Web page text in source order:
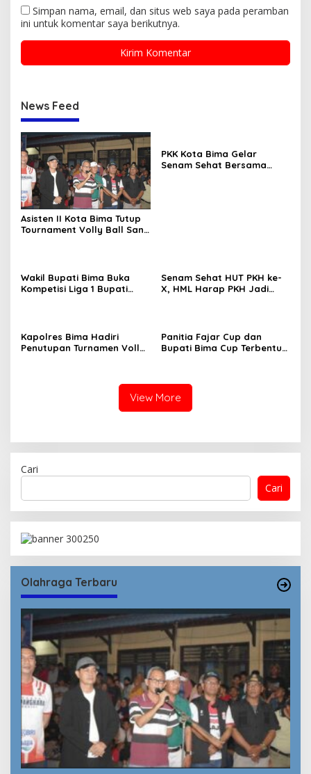
Simpan nama, email, dan situs web saya pada peramban
ini untuk komentar saya berikutnya.
News Feed
Asisten II Kota Bima Tutup
Tournament Volly Ball Santi
PKK Kota Bima Gelar
Senam Sehat Bersama
Wakil Bupati Bima Buka
Kompetisi Liga 1 Bupati
Senam Sehat HUT PKH ke-
X, HML Harap PKH Jadi
Kapolres Bima Hadiri
Penutupan Turnamen Volly
Panitia Fajar Cup dan
Bupati Bima Cup Terbentuk,
View More
Cari
Cari
Olahraga Terbaru